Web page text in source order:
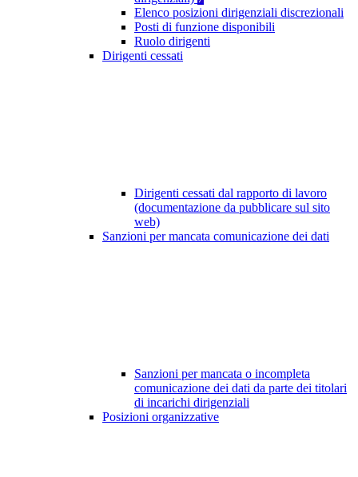
Elenco posizioni dirigenziali discrezionali
Posti di funzione disponibili
Ruolo dirigenti
Dirigenti cessati
Dirigenti cessati dal rapporto di lavoro
(documentazione da pubblicare sul sito
web)
Sanzioni per mancata comunicazione dei dati
Sanzioni per mancata o incompleta
comunicazione dei dati da parte dei titolari
di incarichi dirigenziali
Posizioni organizzative